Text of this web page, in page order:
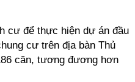
cư để thực hiện dự án đầu
cư trên địa bàn Thủ
căn, tương đương hơn